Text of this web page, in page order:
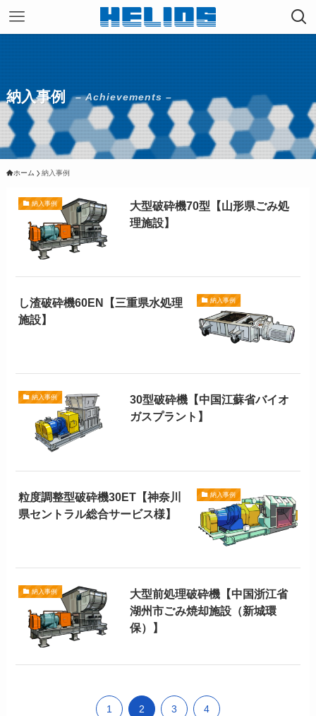
納入事例 – Achievements –
ホーム 納入事例
納入事例
大型破砕機70型【山形県ごみ処
理施設】
納入事例
し渣破砕機60EN【三重県水処理
施設】
納入事例
30型破砕機【中国江蘇省バイオ
ガスプラント】
納入事例
粒度調整型破砕機30ET【神奈川
県セントラル総合サービス様】
納入事例
大型前処理破砕機【中国浙江省
湖州市ごみ焼却施設（新城環
保）】
1 2 3 4